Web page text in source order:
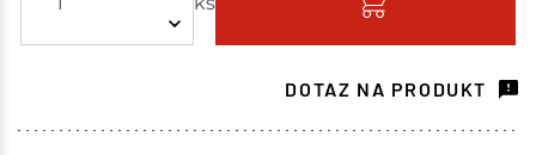
Choceň 5 ks
DOTAZ NA PRODUKT